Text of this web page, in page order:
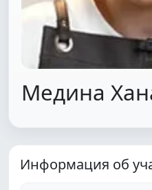
Медина
Информация об